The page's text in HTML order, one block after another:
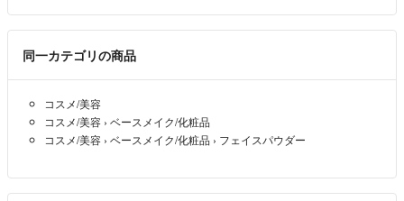
🌻お取り置きしてません。購入はそのときお願い致します。お値下げも
範囲内でお願い致します🌻
💞お取り引きは、御連絡が繋がり商品が届いたら放置しない方にさせて
お取引きできません！郵便局の意味
すら解らないので悪質で、
会話すらままならず、トラブルになりますので購入しないで下さい🍀
リピさま以外は基本激安にて
同一カテゴリの商品
コスメ/美容
コスメ/美容 › ベースメイク/化粧品
コスメ/美容 › ベースメイク/化粧品 › フェイスパウダー